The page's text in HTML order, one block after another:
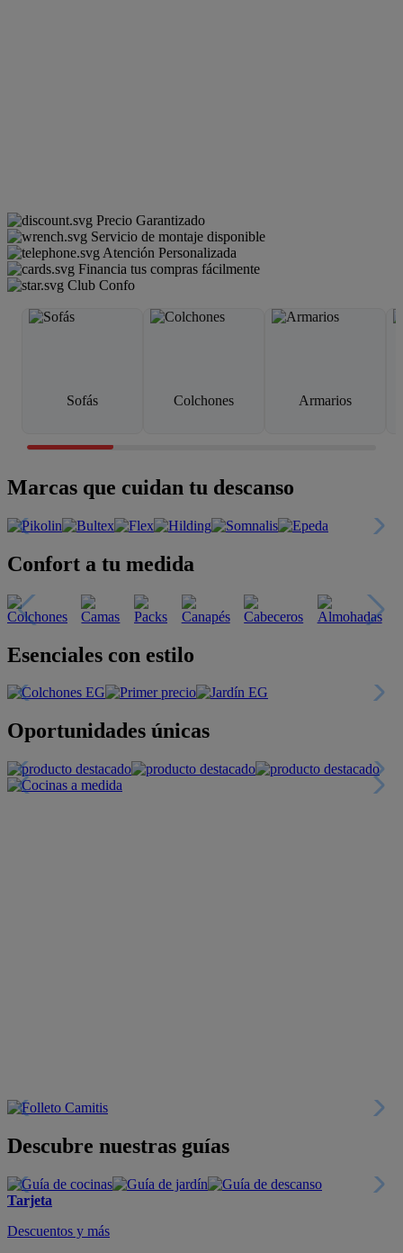
Precio Garantizado
Servicio de montaje disponible
Atención Personalizada
Financia tus compras fácilmente
Club Confo
Sofás Colchones Armarios
Marcas que cuidan tu descanso
Confort a tu medida
Esenciales con estilo
Oportunidades únicas
Descubre nuestras guías
Tarjeta
Descuentos y más